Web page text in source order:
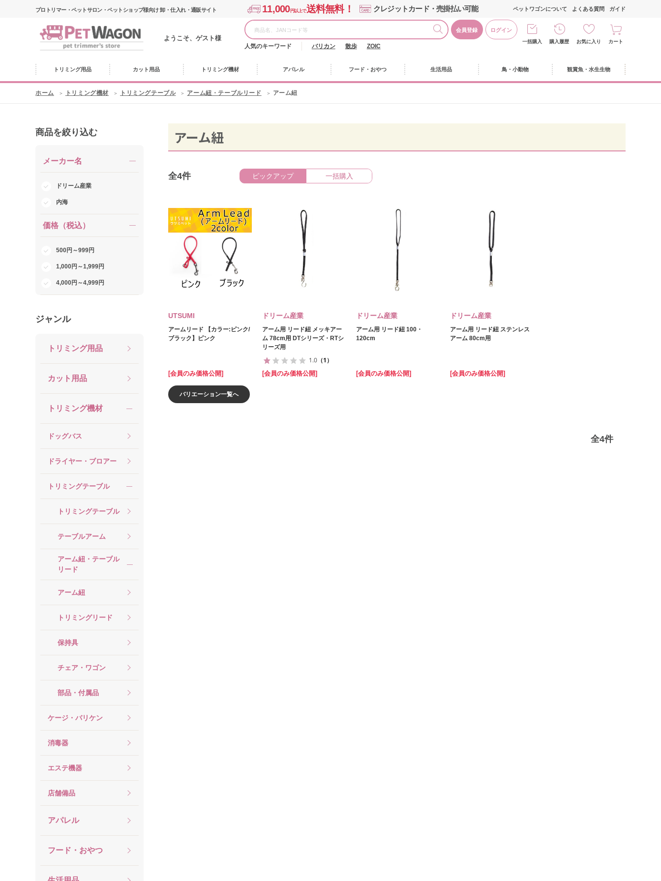
プロトリマー・ペットサロン・ペットショップ様向け 卸・仕入れ・通販サイト 11,000円以上で送料無料！ クレジットカード・売掛払い可能
ようこそ、ゲスト様
会員登録 ログイン
人気のキーワード バリカン 散歩 ZOIC
ペットワゴンについて よくある質問 ガイド
一括購入 購入履歴 お気に入り カート
トリミング用品 カット用品 トリミング機材 アパレル フード・おやつ 生活用品 鳥・小動物 観賞魚・水生生物
ホーム トリミング機材 トリミングテーブル アーム紐・テーブルリード アーム紐
商品を絞り込む
メーカー名
ドリーム産業
内海
価格（税込）
500円～999円
1,000円～1,999円
4,000円～4,999円
ジャンル
トリミング用品
カット用品
トリミング機材
ドッグバス
ドライヤー・ブロアー
トリミングテーブル
トリミングテーブル
テーブルアーム
アーム紐・テーブル
リード
アーム紐
トリミングリード
保持具
チェア・ワゴン
部品・付属品
ケージ・バリケン
消毒器
エステ機器
店舗備品
アパレル
フード・おやつ
アーム紐
全4件 ピックアップ 一括購入
UTSUMI
アームリード 【カラー:ピンク/
ブラック】ピンク
[会員のみ価格公開]
バリエーション一覧へ
ドリーム産業
アーム用 リード紐 メッキアー
ム 78cm用 DTシリーズ・RTシ
リーズ用
1.0 （1）
[会員のみ価格公開]
ドリーム産業
アーム用 リード紐 100・
120cm
[会員のみ価格公開]
ドリーム産業
アーム用 リード紐 ステンレス
アーム 80cm用
[会員のみ価格公開]
全4件